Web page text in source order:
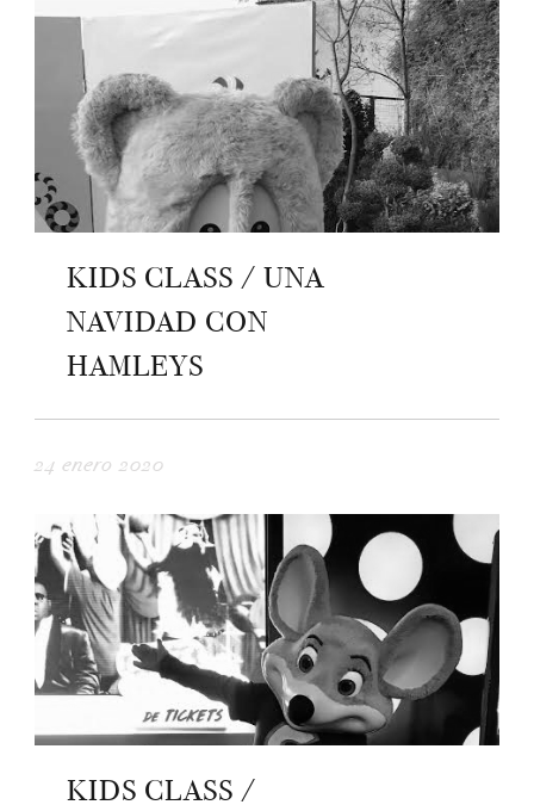
KIDS CLASS / UNA
NAVIDAD CON
HAMLEYS
24 enero 2020
KIDS CLASS /